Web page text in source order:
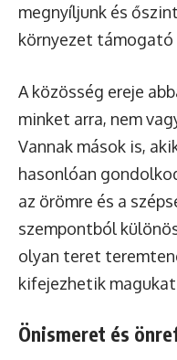
megnyíljunk és
környezet támogató
A közösség ereje
minket arra, nem
Vannak mások is,
hasonlóan
az örömre és a
szempontból
olyan teret
kifejezhetik
Önismeret és